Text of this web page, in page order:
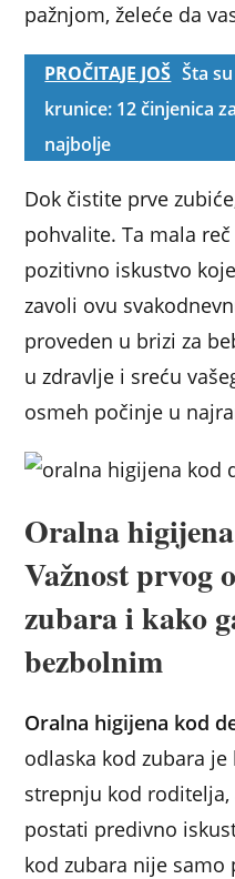
pažnjom, želeće da
PROČITAJE JOŠ Šta
krunice: 12 činjenica
najbolje
Dok čistite prve
pohvalite. Ta mala
pozitivno iskustvo
zavoli ovu
proveden u brizi za
u zdravlje i sreću
osmeh počinje u
Oralna
Važnost prvog
zubara i kako
bezbolnim
Oralna higijena kod
odlaska kod zubara
strepnju kod
postati predivno
kod zubara nije samo